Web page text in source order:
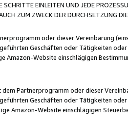
EINLEITEN UND JEDE
ZUM ZWECK DER DURCHSETZUNG
oder dieser Vereinbarung
Geschäften oder Tätigkeiten
Website einschlägigen
Partnerprogramm oder dieser
Geschäften oder Tätigkeiten
Amazon-Website einschlägigen